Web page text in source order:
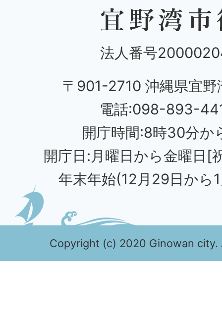
法人番号
〒901-2710 沖縄県宜野
電話:098-893-
開庁時間:8時30分か
開庁日:月曜日から金曜日[
年末年始(12月29日から
Copyright (c) 2020 Ginowan city.